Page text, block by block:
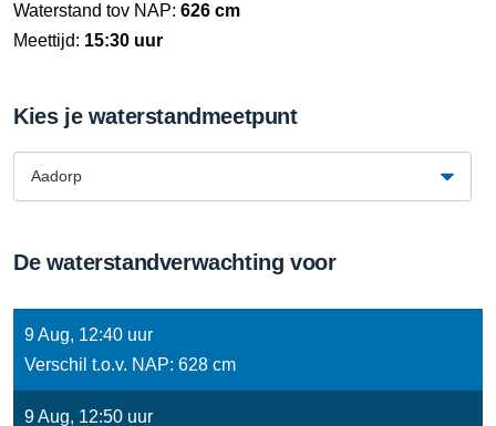
Waterstand tov NAP: 626 cm
Meettijd: 15:30 uur
Kies je waterstandmeetpunt
De waterstandverwachting voor
9 Aug, 12:40 uur
Verschil t.o.v. NAP: 628 cm
9 Aug, 12:50 uur